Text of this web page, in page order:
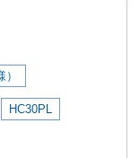
HC30PL